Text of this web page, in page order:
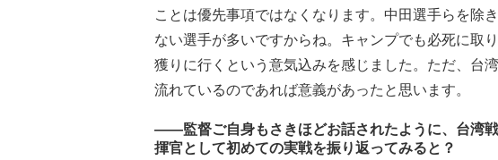
ことは優先事項ではなくなります。中田選手らを除
ない選手が多いですからね。キャンプでも必死に取
獲りに行くという意気込みを感じました。ただ、台
流れているのであれば意義があったと思います。
――監督ご自身もさきほどお話されたように、台湾
揮官として初めての実戦を振り返ってみると？